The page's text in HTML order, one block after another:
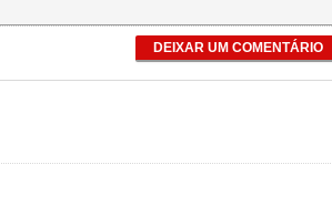
DEIXAR UM COMENTÁRIO